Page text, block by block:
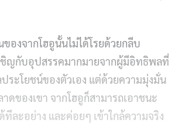
ของจากโฮอูนั้นไม่ได้โรยด้วยกลีบ
ชิญกับอุปสรรคมากมายจากผู้มีอิทธิพลที่
ระโยชน์ของตัวเอง แต่ด้วยความมุ่งมั่น
ดของเขา จากโฮอูก็สามารถเอาชนะ
ทีละอย่าง และค่อยๆ เข้าใกล้ความจริง